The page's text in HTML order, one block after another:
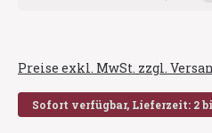
Preise exkl. MwSt. zzgl.
Sofort verfügbar, Lieferzeit: 2